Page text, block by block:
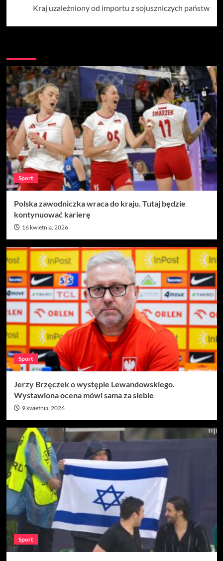
Kraj uzależniony od importu z sojuszniczych państw
Sport
Polska zawodniczka wraca do kraju. Tutaj będzie
kontynuować karierę
16 kwietnia, 2026
Sport
Jerzy Brzęczek o występie Lewandowskiego.
Wystawiona ocena mówi sama za siebie
9 kwietnia, 2026
Sport